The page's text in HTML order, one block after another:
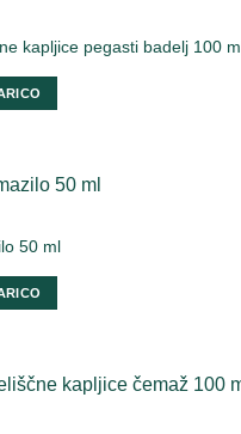
kapljice pegasti badelj 100 ml
50 ml